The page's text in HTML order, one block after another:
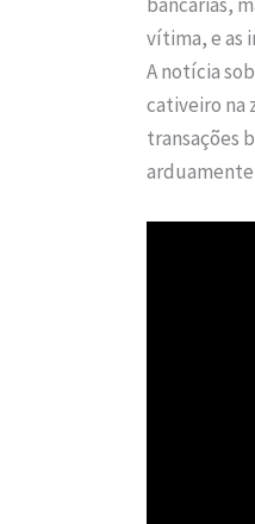
vítima, e as
A notícia
cativeiro na
transações